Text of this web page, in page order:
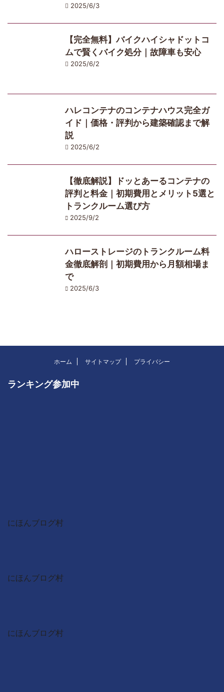
2025/6/3
【完全無料】バイクハイシャドットコ
ムで賢くバイク処分｜故障車も安心
2025/6/2
ハレコンテナのコンテナハウス完全ガ
イド｜価格・評判から建築確認まで解
説
2025/6/2
【徹底解説】ドッとあーるコンテナの
評判と料金｜初期費用とメリット5選と
トランクルーム選び方
2025/9/2
ハローストレージのトランクルーム料
金徹底解剖｜初期費用から月額相場ま
で
2025/6/3
ホーム サイトマップ プライバシー
ランキング参加中
にほんブログ村
にほんブログ村
にほんブログ村